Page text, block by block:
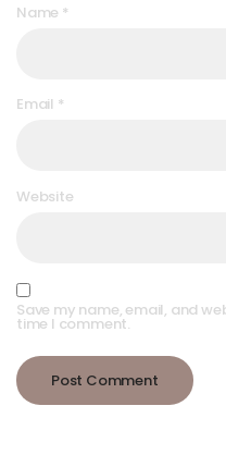
Name *
Email *
Website
Save my name, email, and
time I comment.